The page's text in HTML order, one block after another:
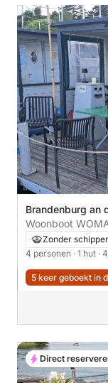
Brandenburg an
Woonboot
Hausboot
Zonder schipper
4 personen · 1 hut ·
5 keer geboekt in
Direct